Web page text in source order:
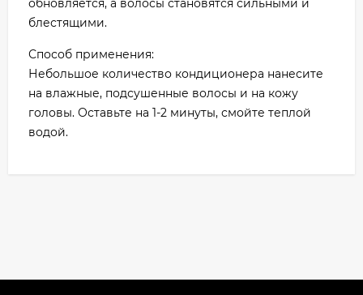
обновляется, а волосы становятся сильными и
блестящими.
Способ применения:
Небольшое количество кондиционера нанесите
на влажные, подсушенные волосы и на кожу
головы. Оставьте на 1-2 минуты, смойте теплой
водой.